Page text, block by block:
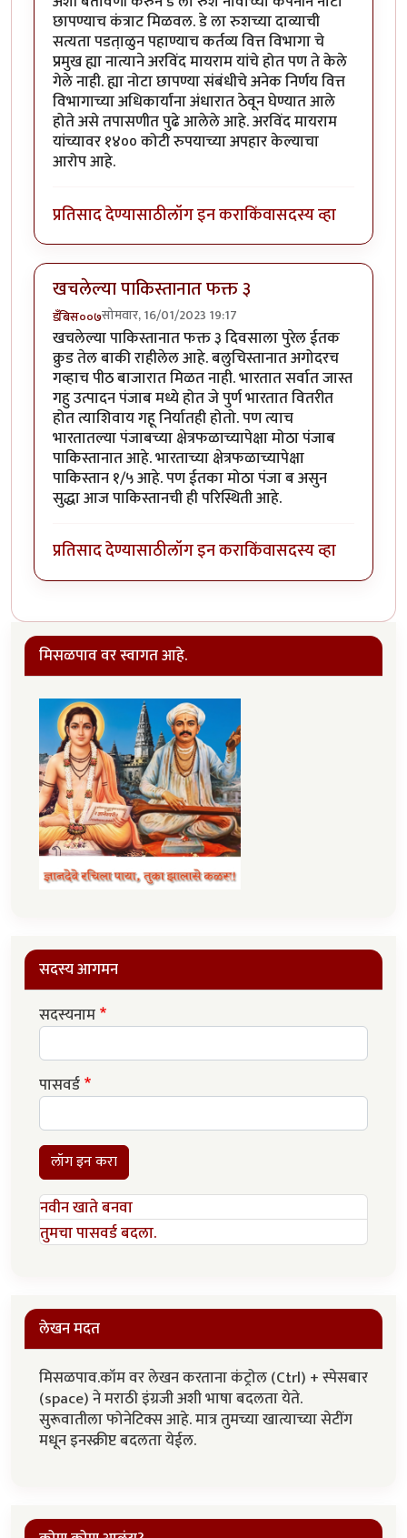
छापण्याच कंत्राट मिळवल. डे ला रुशच्या दाव्याची
सत्यता पडता़ळुन पहाण्याच कर्तव्य वित्त विभागा चे
प्रमुख ह्या नात्याने अरविंद मायराम यांचे होत पण ते केले
गेले नाही. ह्या नोटा छापण्या संबंधीचे अनेक निर्णय वित्त
विभागाच्या अधिकार्यांना अंधारात ठेवून घेण्यात आले
होते असे तपासणीत पुढे आलेले आहे. अरविंद मायराम
यांच्यावर १४०० कोटी रुपयाच्या अपहार केल्याचा
आरोप आहे.
प्रतिसाद देण्यासाठीलॉग इन कराकिंवासदस्य व्हा
खचलेल्या पाकिस्तानात फक्त ३
डँबिस००७सोमवार, 16/01/2023 19:17
खचलेल्या पाकिस्तानात फक्त ३ दिवसाला पुरेल ईतक
क्रुड तेल बाकी राहीलेल आहे. बलुचिस्तानात अगोदरच
गव्हाच पीठ बाजारात मिळत नाही. भारतात सर्वात जास्त
गहु उत्पादन पंजाब मध्ये होत जे पुर्ण भारतात वितरीत
होत त्याशिवाय गहू निर्यातही होतो. पण त्याच
भारतातल्या पंजाबच्या क्षेत्रफळाच्यापेक्षा मोठा पंजाब
पाकिस्तानात आहे. भारताच्या क्षेत्रफळाच्यापेक्षा
पाकिस्तान १/५ आहे. पण ईतका मोठा पंजा ब असुन
सुद्धा आज पाकिस्तानची ही परिस्थिती आहे.
प्रतिसाद देण्यासाठीलॉग इन कराकिंवासदस्य व्हा
मिसळपाव वर स्वागत आहे.
सदस्य आगमन
सदस्यनाम
पासवर्ड
लॉग इन करा
नवीन खाते बनवा
तुमचा पासवर्ड बदला.
लेखन मदत
मिसळपाव.कॉम वर लेखन करताना कंट्रोल (Ctrl) + स्पेसबार
(space) ने मराठी इंग्रजी अशी भाषा बदलता येते.
सुरूवातीला फोनेटिक्स आहे. मात्र तुमच्या खात्याच्या सेटींग
मधून इनस्क्रीप्ट बदलता येईल.